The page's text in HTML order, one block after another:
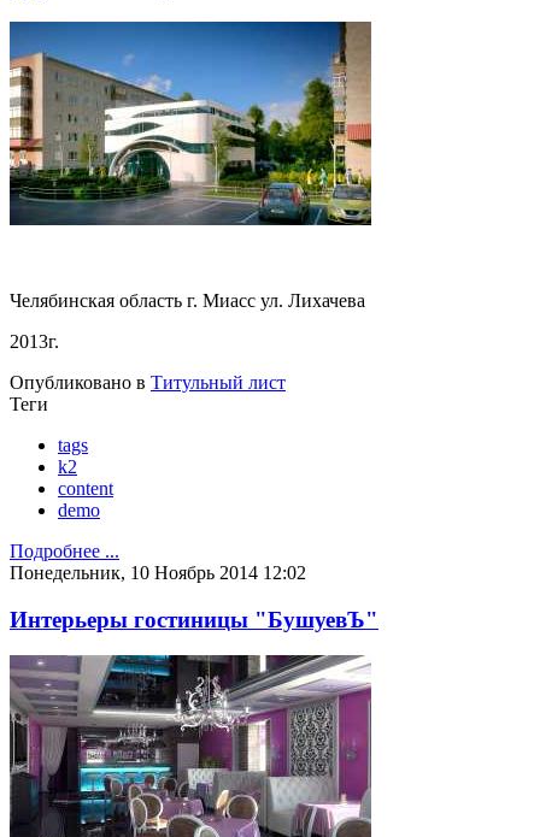
Челябинская область г. Миасс ул. Лихачева
2013г.
Опубликовано в Титульный лист
Теги
tags
k2
content
demo
Подробнее ...
Понедельник, 10 Ноябрь 2014 12:02
Интерьеры гостиницы "БушуевЪ"